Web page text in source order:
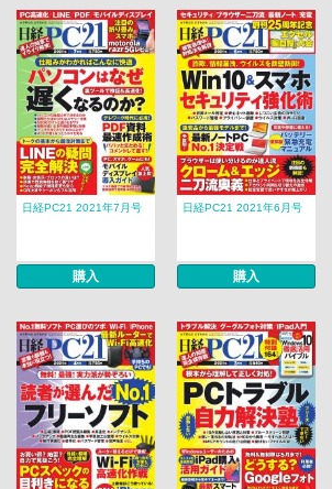
日経PC21 2021年7月号
購入
日経PC21 2021年6月号
購入